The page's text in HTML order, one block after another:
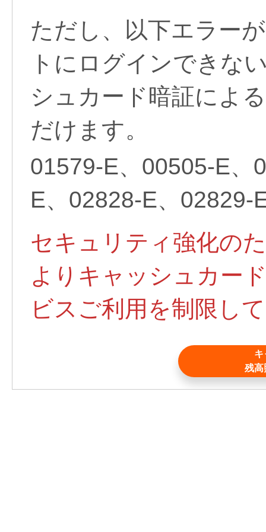
ただし、以下エラー
トにログインできな
シュカード暗証によ
だけます。
01579-E、00505-E、
E、02828-E、02829-
セキュリティ強化の
よりキャッシュカー
ビスご利用を制限し
キ
残高